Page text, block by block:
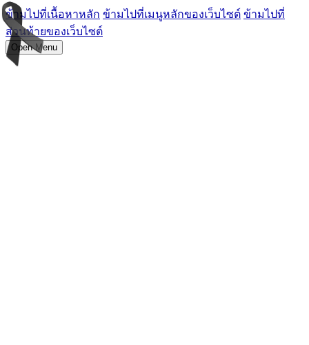
ข้ามไปที่เนื้อหาหลัก ข้ามไปที่เมนูหลักของเว็บไซต์ ข้ามไปที่
ส่วนท้ายของเว็บไซต์
Open Menu